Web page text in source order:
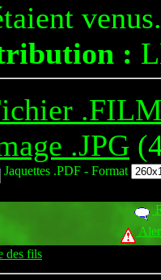
:
.FILM
.JPG
Jaquettes .PDF - Format
des fils